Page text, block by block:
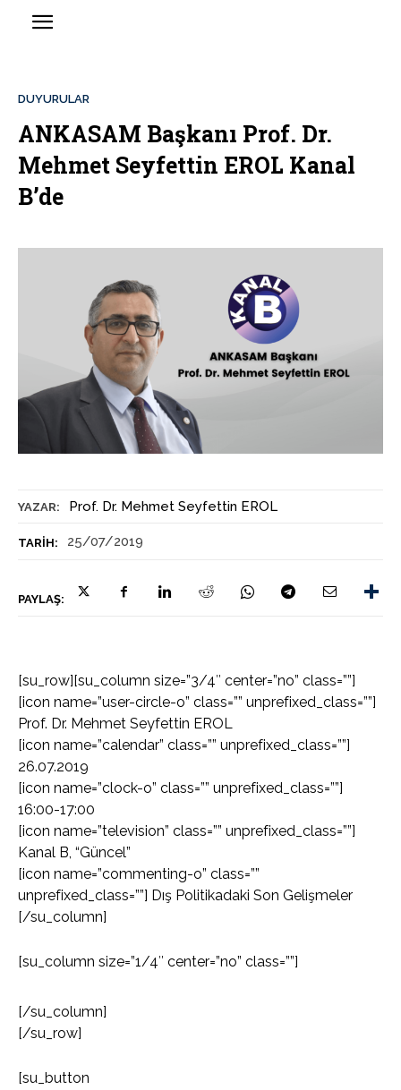
YAZAR: Prof. Dr. Mehmet Seyfettin EROL
TARIH: 25/07/2019
PAYLAŞ:
DUYURULAR
ANKASAM Başkanı Prof. Dr.
Mehmet Seyfettin EROL Kanal
B’de
[su_row][su_column size=”3/4″ center=”no” class=””]
[icon name=”user-circle-o” class=”” unprefixed_class=””]
Prof. Dr. Mehmet Seyfettin EROL
[icon name=”calendar” class=”” unprefixed_class=””]
26.07.2019
[icon name=”clock-o” class=”” unprefixed_class=””]
16:00-17:00
[icon name=”television” class=”” unprefixed_class=””]
Kanal B, “Güncel”
[icon name=”commenting-o” class=””
unprefixed_class=””] Dış Politikadaki Son Gelişmeler
[/su_column]
[su_column size=”1/4″ center=”no” class=””]
[/su_column]
[/su_row]
[su_button